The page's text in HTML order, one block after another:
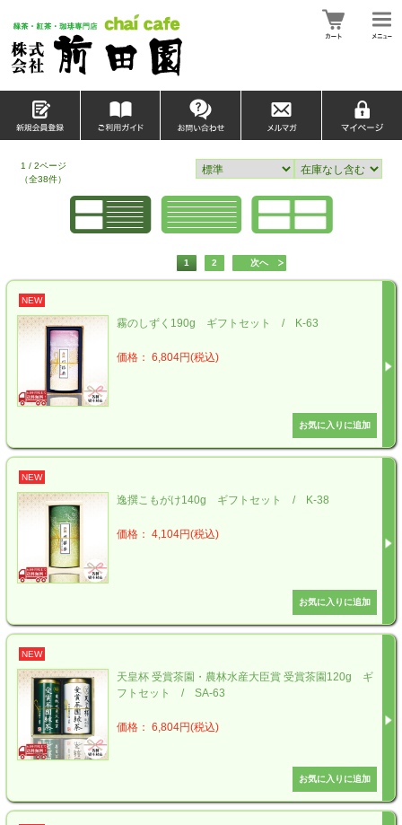
1 / 2ページ
（全38件）
1 2 次へ
NEW
霧のしずく190g ギフトセット / K-63
価格： 6,804円(税込)
NEW
逸撰こもがけ140g ギフトセット / K-38
価格： 4,104円(税込)
NEW
天皇杯 受賞茶園・農林水産大臣賞 受賞茶園120g ギ
フトセット / SA-63
価格： 6,804円(税込)